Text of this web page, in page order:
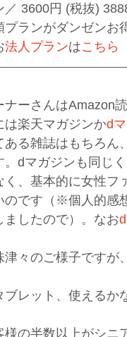
／ 3600円 (税抜)
プランがダンゼンお
法人プランはこちら
ナーさんはAmazon
は楽天マガジンかd
ある雑誌はもちろん
。dマガジンも同じ
く、基本的に女性フ
のです（※個人的感
ましたので）。なお
津々のご様子ですが
ブレット、使えるか
様の半数以上がシニ